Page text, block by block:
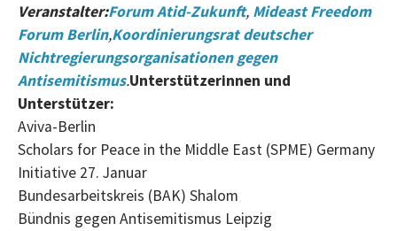
Veranstalter:Forum Atid-Zukunft, Mideast Freedom
Forum Berlin,Koordinierungsrat deutscher
Nichtregierungsorganisationen gegen
Antisemitismus.Unterstützerinnen und
Unterstützer:
Aviva-Berlin
Scholars for Peace in the Middle East (SPME) Germany
Initiative 27. Januar
Bundesarbeitskreis (BAK) Shalom
Bündnis gegen Antisemitismus Leipzig